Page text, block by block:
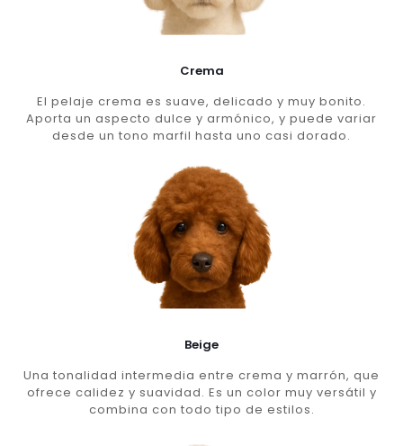
Crema
El pelaje crema es suave, delicado y muy bonito.
Aporta un aspecto dulce y armónico, y puede variar
desde un tono marfil hasta uno casi dorado.
Beige
Una tonalidad intermedia entre crema y marrón, que
ofrece calidez y suavidad. Es un color muy versátil y
combina con todo tipo de estilos.